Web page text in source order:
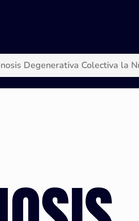
Degenerativa Colectiva la